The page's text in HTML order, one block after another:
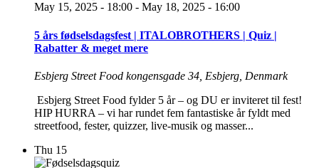
May 15, 2025 - 18:00 - May 18, 2025 - 16:00
5 års fødselsdagsfest | ITALOBROTHERS | Quiz |
Rabatter & meget mere
Esbjerg Street Food kongensgade 34, Esbjerg, Denmark
Esbjerg Street Food fylder 5 år – og DU er inviteret til fest!
HIP HURRA – vi har rundet fem fantastiske år fyldt med
streetfood, fester, quizzer, live-musik og masser...
Thu 15